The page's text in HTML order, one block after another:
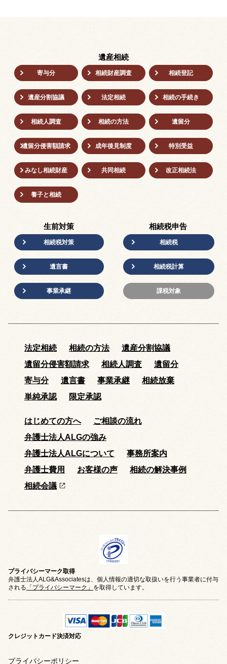
遺産相続
寄与分 相続財産調査 相続登記
遺産分割協議 法定相続 相続の⼿続き
相続人調査 相続の方法 遺留分
遺留分侵害額請求 成年後⾒制度 特別受益
みなし相続財産 共同相続 改正相続法
養子と相続
生前対策
相続税対策
遺言書
事業承継
相続税申告
相続税
相続税計算
課税対象
法定相続 相続の方法
遺産分割協議
遺留分侵害額請求
相続人調査
遺留分
寄与分
遺言書 事業承継
相続放棄
単純承認
限定承認
はじめての方へ
ご相談の流れ
弁護士法人ALGの強み
弁護士法人ALGについて
事務所案内
弁護士費用
お客様の声
相続の解決事例
相続会議
プライバシーマーク取得
弁護士法人ALG&Associatesは、個人情報の適切な取扱いを行う事業者に付与
される 「プライバシーマーク」 を取得しています。
クレジットカード決済対応
プライバシーポリシー